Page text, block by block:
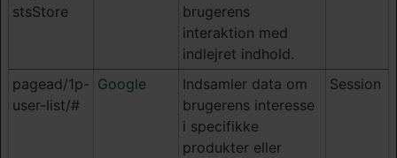
stsStore
brugerens
interaktion med
indlejret indhold.
pagead/1p-
user-list/#
Google
Indsamler data om
brugerens interesse
i specifikke
produkter eller
Session